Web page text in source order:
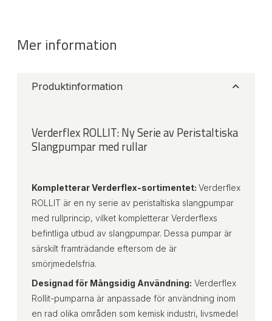
Mer information
Produktinformation
Verderflex ROLLIT: Ny Serie av Peristaltiska
Slangpumpar med rullar
Kompletterar Verderflex-sortimentet: Verderflex
ROLLIT är en ny serie av peristaltiska slangpumpar
med rullprincip, vilket kompletterar Verderflexs
befintliga utbud av slangpumpar. Dessa pumpar är
särskilt framträdande eftersom de är
smörjmedelsfria.
Designad för Mångsidig Användning: Verderflex
Rollit-pumparna är anpassade för användning inom
en rad olika områden som kemisk industri, livsmedel